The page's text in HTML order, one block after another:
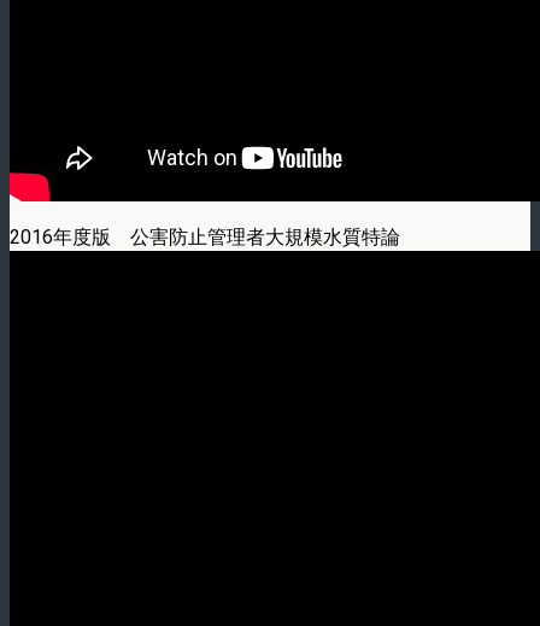
2016年度版 公害防止管理者大規模水質特論